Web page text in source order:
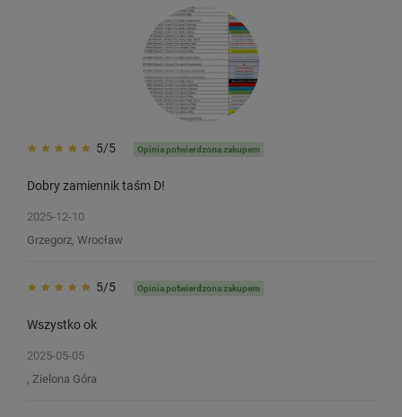
Taśma winylowa Specmark Rhino
18441 12 mm x 5,5 m / zielona /
czarny nadruk / do drukarek DYMO
D1
5/5 Opinia potwierdzona zakupem
Dobry zamiennik taśm D!
2025-12-10
Grzegorz, Wrocław
5/5 Opinia potwierdzona zakupem
Wszystko ok
2025-05-05
, Zielona Góra